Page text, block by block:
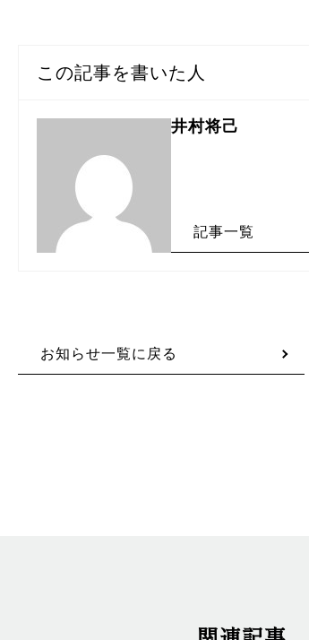
この記事を書いた人
井村将己
記事一覧
お知らせ一覧に戻る